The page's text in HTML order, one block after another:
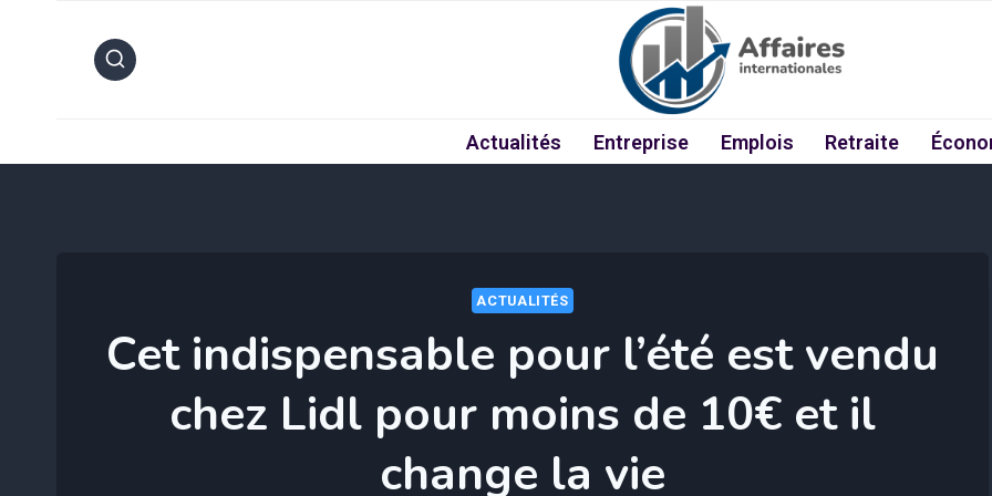
Actualités Entreprise Emplois Retraite
ACTUALITÉS
Cet indispensable pour l’été est vendu
chez Lidl pour moins de 10€ et il
change la vie